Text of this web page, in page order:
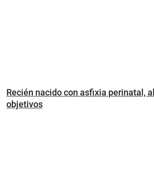
Recién nacido con asfixia perinatal,
objetivos